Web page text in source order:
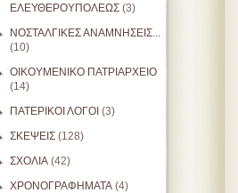
ΕΛΕΥΘΕΡΟΥΠΟΛΕΩΣ (3)
ΝΟΣΤΑΛΓΙΚΕΣ ΑΝΑΜΝΗΣΕΙΣ...
(10)
ΟΙΚΟΥΜΕΝΙΚΟ ΠΑΤΡΙΑΡΧΕΙΟ
(14)
ΠΑΤΕΡΙΚΟΙ ΛΟΓΟΙ (3)
ΣΚΕΨΕΙΣ (128)
ΣΧΟΛΙΑ (42)
ΧΡΟΝΟΓΡΑΦΗΜΑΤΑ (4)